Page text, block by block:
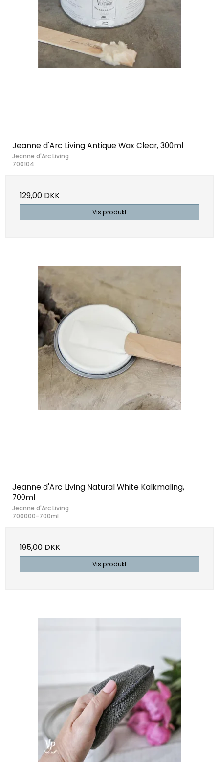
Jeanne d'Arc Living Antique Wax Clear, 300ml
Jeanne d'Arc Living
700104
129,00 DKK
Vis produkt
Jeanne d'Arc Living Natural White Kalkmaling,
700ml
Jeanne d'Arc Living
700000-700ml
195,00 DKK
Vis produkt